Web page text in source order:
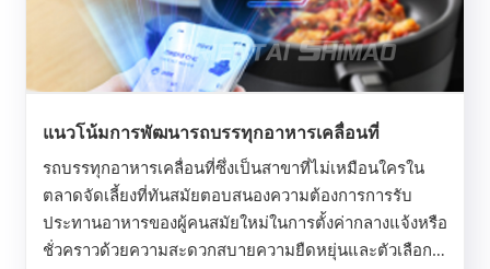
แนวโน้มการพัฒนารถบรรทุกอาหารเคลื่อนที่
รถบรรทุกอาหารเคลื่อนที่ซึ่งเป็นสาขาที่ไม่เหมือนใครใน
ตลาดจัดเลี้ยงที่ทันสมัยตอบสนองความต้องการการรับ
ประทานอาหารของผู้คนสมัยใหม่ในการตั้งค่ากลางแจ้งหรือ
ชั่วคราวด้วยความสะดวกสบายความยืดหยุ่นและตัวเลือก